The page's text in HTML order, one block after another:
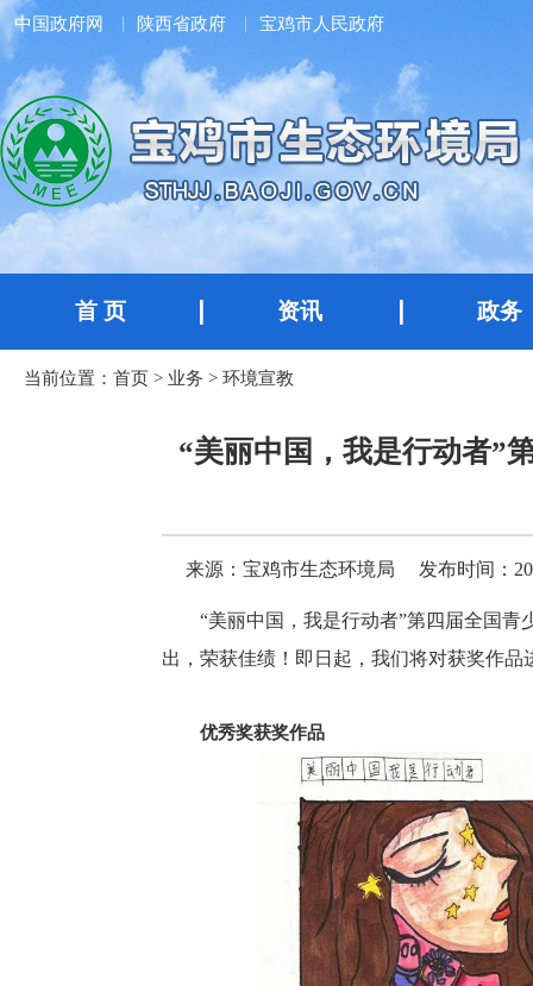
中国政府网 陕西省政府 宝鸡市人民政府
首 页 资讯 政务
当前位置： 首页 > 业务 > 环境宣教
“美丽中国，我是行动者”
来源：宝鸡市生态环境局 发布时间：
“美丽中国，我是行动者”第四届全国
出，荣获佳绩！即日起，我们将对获奖作
优秀奖获奖作品